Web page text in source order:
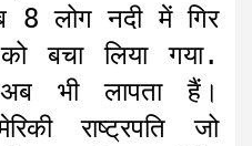
a
m
8 लोग नदी में गिर
बचा लिया गया.
भी लापता हैं।
राष्ट्रपति जो